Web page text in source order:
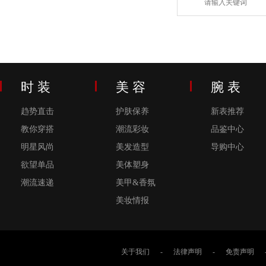
时 装
趋势直击
教你穿搭
明星风尚
欲望单品
潮流速递
美 容
护肤保养
潮流彩妆
美发造型
美体塑身
美甲&香氛
美妆情报
腕 表
新表推荐
品鉴中心
导购中心
关于我们 - 法律声明 - 免责声明